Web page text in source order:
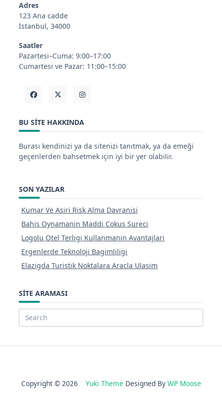
Adres
123 Ana cadde
İstanbul, 34000
Saatler
Pazartesi–Cuma: 9:00–17:00
Cumartesi ve Pazar: 11:00–15:00
BU SITE HAKKINDA
Burası kendinizi ya da sitenizi tanıtmak, ya da emeği
geçenlerden bahsetmek için iyi bir yer olabilir.
SON YAZILAR
Kumar Ve Asiri Risk Alma Davranisi
Bahis Oynamanin Maddi Cokus Sureci
Logolu Otel Terligi Kullanmanin Avantajlari
Ergenlerde Teknoloji Bagimliligi
Elazigda Turistik Noktalara Aracla Ulasim
SITE ARAMASI
Search
Copyright © 2026 Yuki Theme Designed By WP Moose